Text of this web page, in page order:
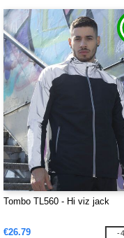
Tombo TL560 - Hi viz jack
€26.79 -